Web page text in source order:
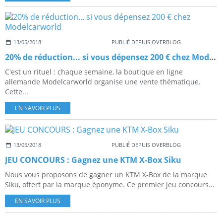
13/05/2018 PUBLIÉ DEPUIS OVERBLOG
20% de réduction... si vous dépensez 200 € chez Modelcarworld
C'est un rituel : chaque semaine, la boutique en ligne
allemande Modelcarworld organise une vente thématique.
Cette...
EN SAVOIR PLUS
13/05/2018 PUBLIÉ DEPUIS OVERBLOG
JEU CONCOURS : Gagnez une KTM X-Box Siku
Nous vous proposons de gagner un KTM X-Box de la marque
Siku, offert par la marque éponyme. Ce premier jeu concours...
EN SAVOIR PLUS